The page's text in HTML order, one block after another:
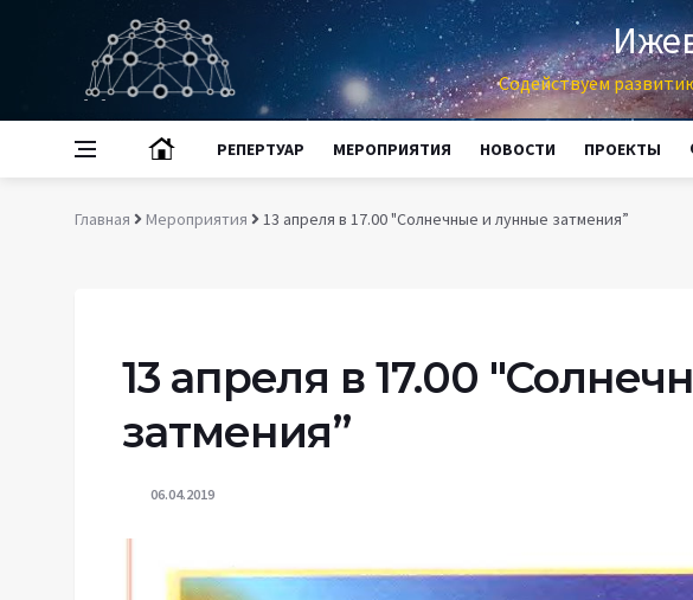
Содействуем
РЕПЕРТУАР МЕРОПРИЯТИЯ НОВОСТИ ПРОЕКТЫ
Главная Мероприятия 13 апреля в 17.00 "Солнечные и лунные затмения”
13 апреля в 17.00
затмения”
06.04.2019